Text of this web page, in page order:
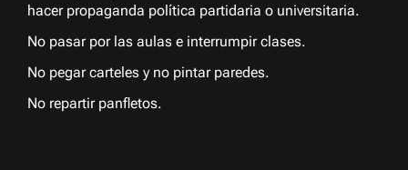
hacer propaganda política partidaria o universitaria.
No pasar por las aulas e interrumpir clases.
No pegar carteles y no pintar paredes.
No repartir panfletos.